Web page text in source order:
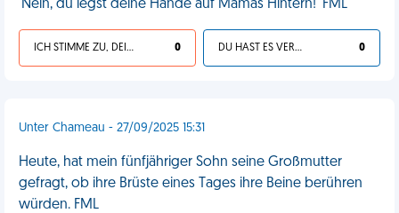
'Nein, du legst deine Hände auf Mamas Hintern!' FML
ICH STIMME ZU, DEIN LEBEN IST SCHEISSE 0 DU HAST ES VERDIENT 0
Unter Chameau - 27/09/2025 15:31
Heute, hat mein fünfjähriger Sohn seine Großmutter
gefragt, ob ihre Brüste eines Tages ihre Beine berühren
würden. FML